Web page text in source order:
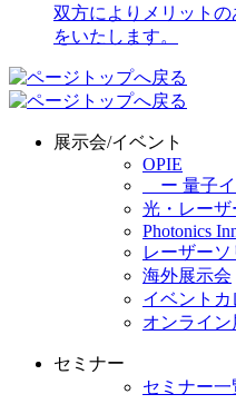
展示会/イベント
OPIE
ー 量子イ
光・レーザ
Photonics
レーザー
海外展示会
イベントカ
オンライン
セミナー
セミナー一